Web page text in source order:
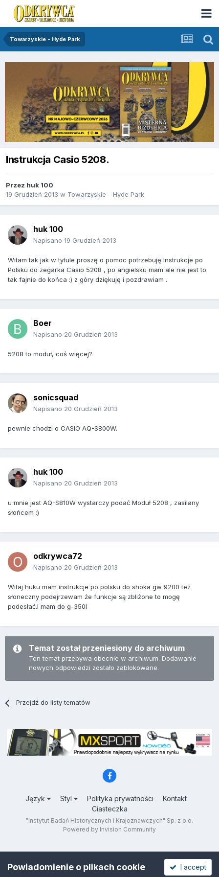
Towarzyskie - Hyde Park
Instrukcja Casio 5208.
Przez huk 100
19 Grudzień 2013 w Towarzyskie - Hyde Park
huk 100
Napisano 19 Grudzień 2013
Witam tak jak w tytule proszę o pomoc potrzebuję Instrukcje po
Polsku do zegarka Casio 5208 , po angielsku mam ale nie jest to
tak fajnie do końca :) z góry dziękuję i pozdrawiam .
Boer
Napisano 20 Grudzień 2013
5208 to moduł, coś więcej?
sonicsquad
Napisano 20 Grudzień 2013
pewnie chodzi o CASIO AQ-S800W.
huk 100
Napisano 20 Grudzień 2013
u mnie jest AQ-S810W wystarczy podać Moduł 5208 , zasilany
słońcem :)
odkrywca72
Napisano 20 Grudzień 2013
Witaj huku mam instrukcje po polsku do shoka gw 9200 też
słoneczny podejrzewam że funkcje są zbliżone to mogę
podesłać.I mam do g-350l
Temat został przeniesiony do archiwum
Ten temat przebywa obecnie w archiwum. Dodawanie
nowych odpowiedzi zostało zablokowane.
Przejdź do listy tematów
Język Styl Polityka prywatności
Kontakt
Ciasteczka
"Instytut Badań Historycznych i Krajoznawczych" Sp. z o.o.
Powered by Invision Community
Powiadomienie o plikach cookie I accept